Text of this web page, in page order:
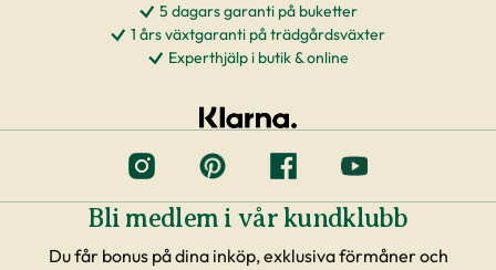
5 dagars garanti på buketter
1 års växtgaranti på trädgårdsväxter
Experthjälp i butik & online
Bli medlem i vår kundklubb
Du får bonus på dina inköp, exklusiva förmåner och